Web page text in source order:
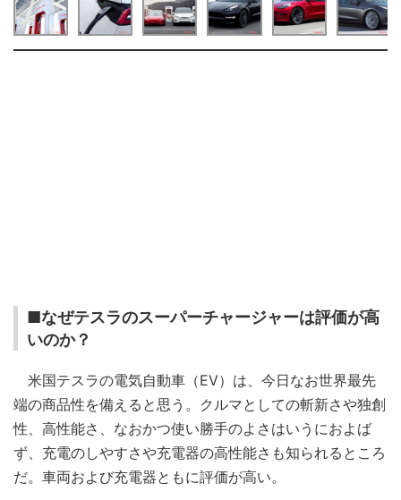
■なぜテスラのスーパーチャージャーは評価が高
いのか？
米国テスラの電気自動車（EV）は、今日なお世界最先
端の商品性を備えると思う。クルマとしての斬新さや独創
性、高性能さ、なおかつ使い勝手のよさはいうにおよば
ず、充電のしやすさや充電器の高性能さも知られるところ
だ。車両および充電器ともに評価が高い。